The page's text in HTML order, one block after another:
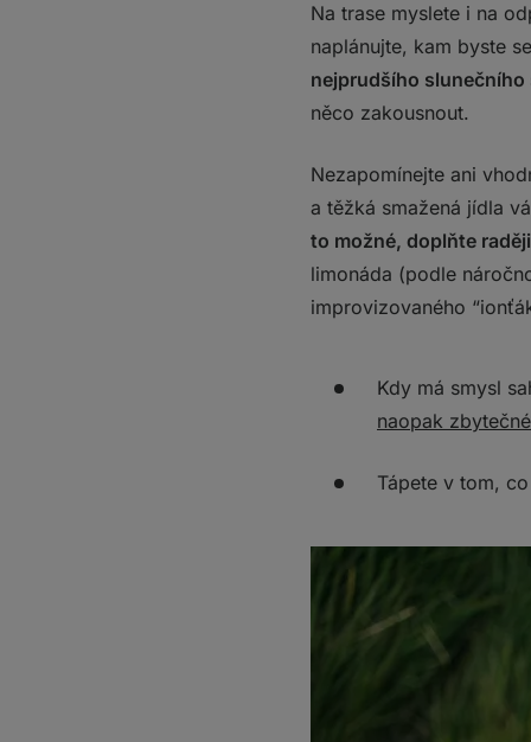
Na trase myslete i na
naplánujte, kam byste
nejprudšího slunečního
něco zakousnout.
Nezapomínejte ani
a těžká smažená jídla
to možné, doplňte
limonáda (podle
improvizovaného
Kdy má smysl
naopak
Tápete v tom,